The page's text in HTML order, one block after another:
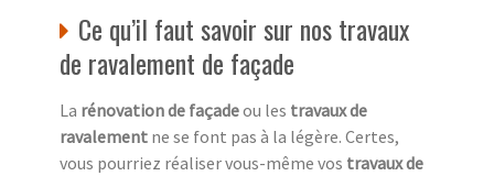
Ce qu’il faut savoir sur nos travaux
de ravalement de façade
La rénovation de façadeou les travaux de
ravalement ne se font pas à la légère. Certes,
vous pourriez réaliser vous-même vos travaux de